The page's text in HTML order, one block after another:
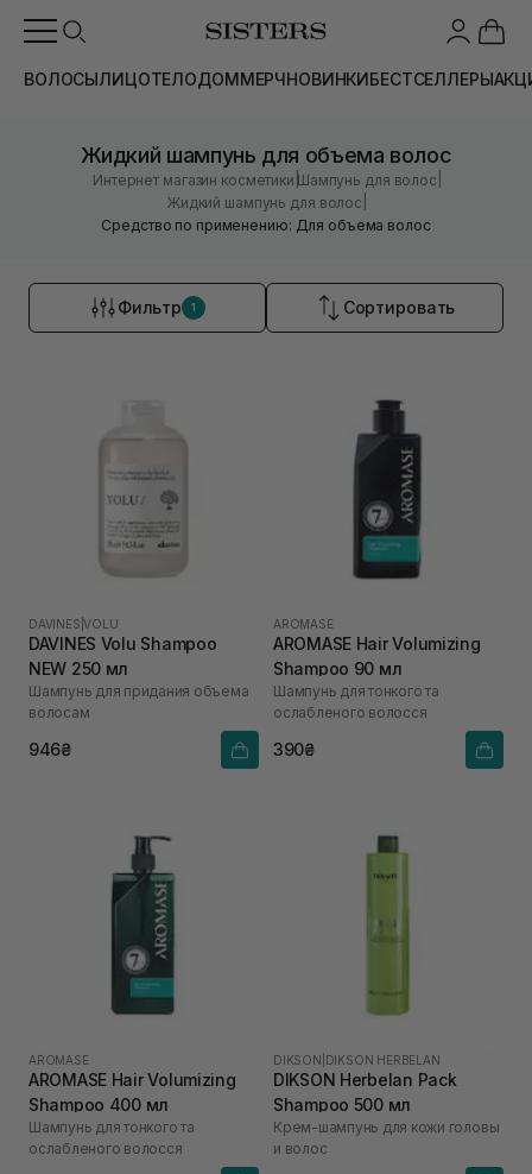
ВОЛОСЫЛИЦОТЕЛОДОММЕРЧНОВИНКИБЕСТСЕЛЛЕРЫ
Жидкий шампунь для объема волос
Интернет магазин косметики |Шампунь для волос
Жидкий шампунь для волос
Средство по применению: Для объема волос
Фильтр 1 Сортировать
DAVINES |VOLU
DAVINES Volu Shampoo
NEW 250 мл
Шампунь для придания объема
волосам
946₴
AROMASE
AROMASE Hair Volumizing
Shampoo 90 мл
Шампунь для тонкого та
ослабленого волосся
390₴
AROMASE
AROMASE Hair Volumizing
Shampoo 400 мл
Шампунь для тонкого та
ослабленого волосся
DIKSON DIKSON HERBELAN
DIKSON Herbelan Pack
Shampoo 500 мл
Крем-шампунь для кожи головы
и волос